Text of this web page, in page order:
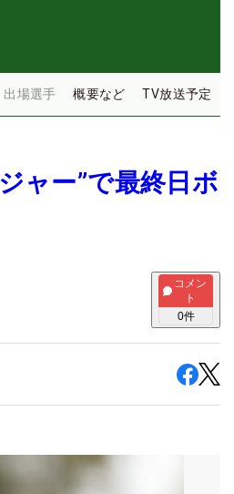
出場選手 概要など TV放送予定
ャー”で最終日ボ
コメン
ト
0件